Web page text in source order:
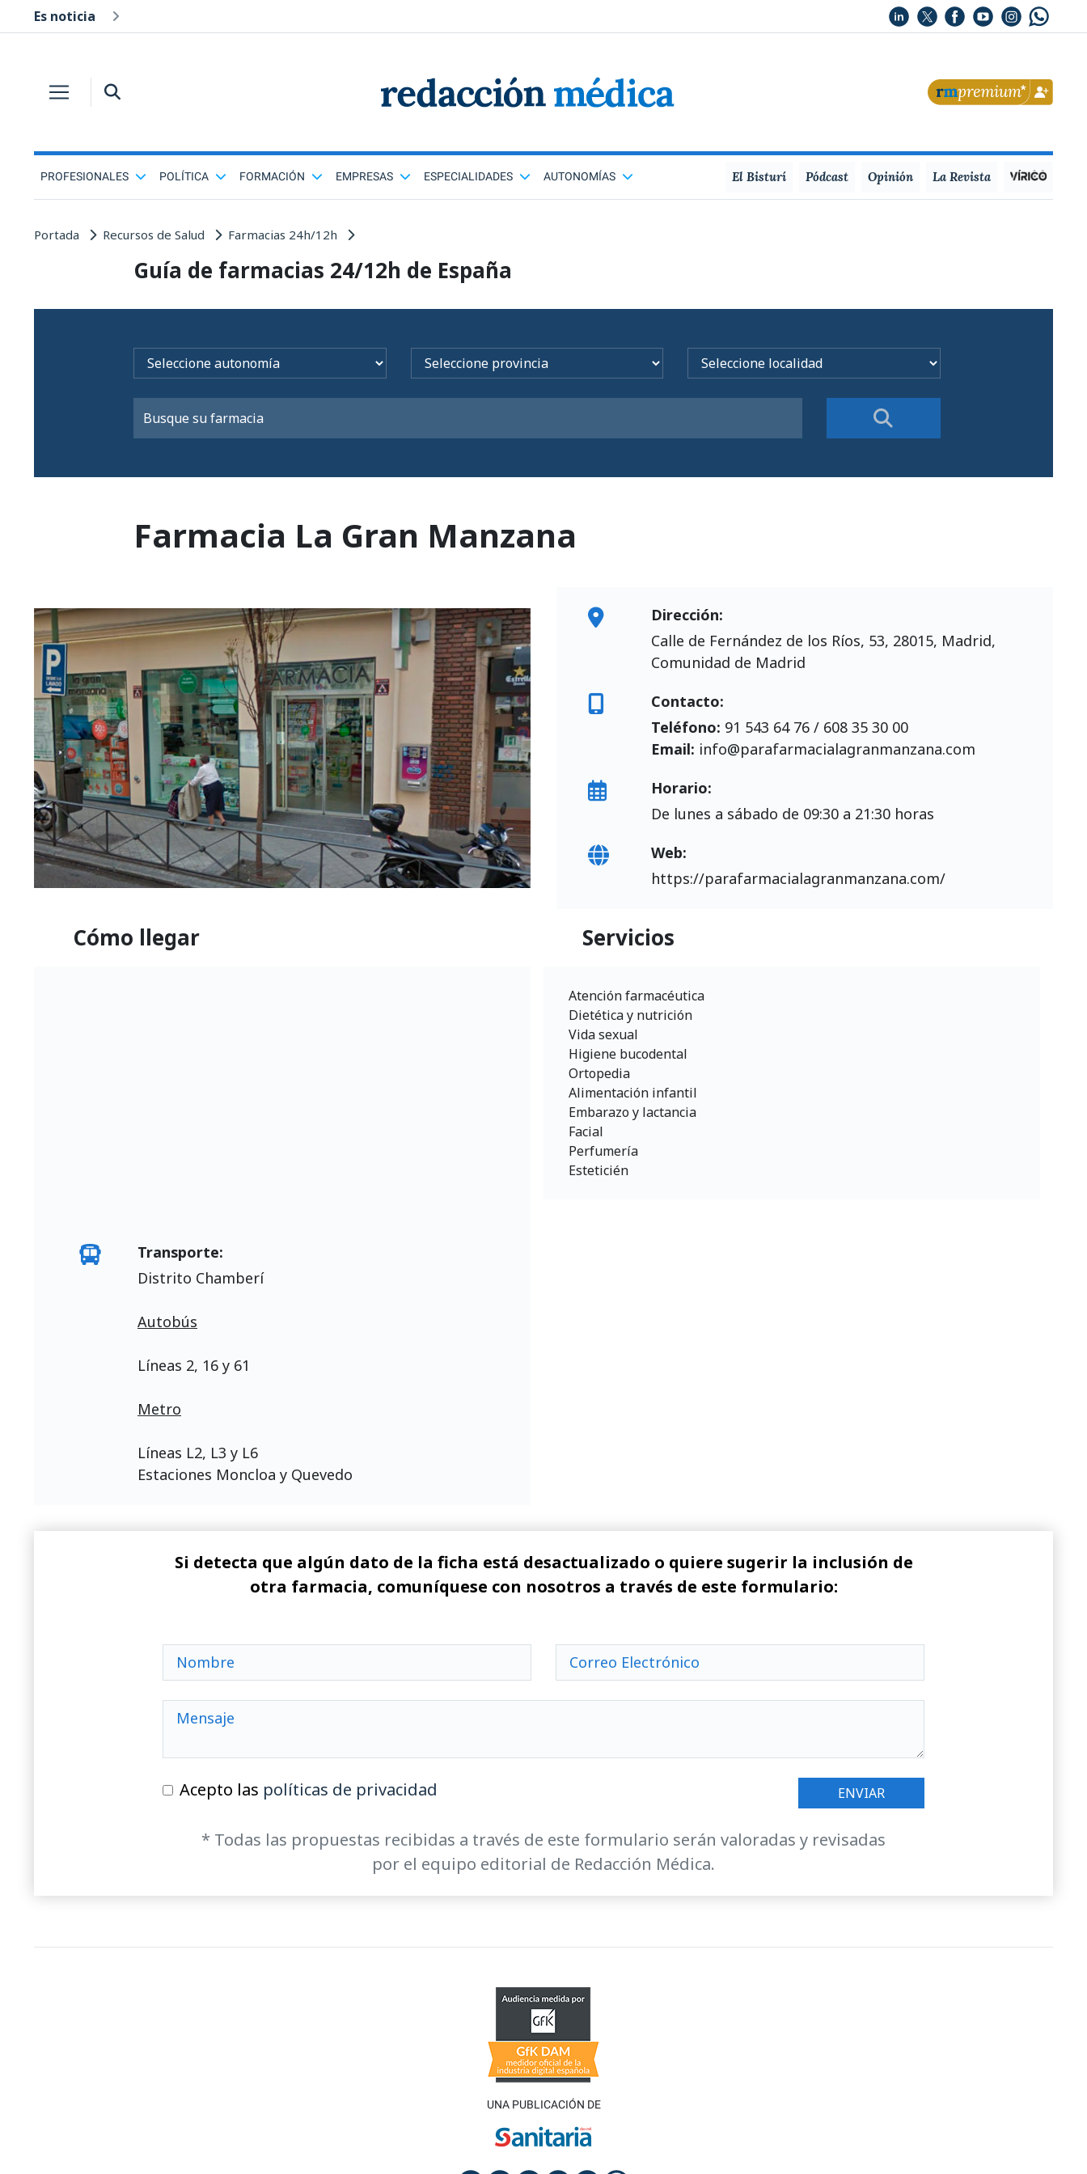
Es noticia
PROFESIONALES POLÍTICA FORMACIÓN EMPRESAS ESPECIALIDADES AUTONOMÍAS El Bisturí Pódcast Opinión La Revista
Portada Recursos de Salud Farmacias 24h/12h
Guía de farmacias 24/12h de España
Farmacia La Gran Manzana
Dirección:
Calle de Fernández de los Ríos, 53, 28015, Madrid,
Comunidad de Madrid
Contacto:
Teléfono: 91 543 64 76 / 608 35 30 00
Email: info@parafarmacialagranmanzana.com
Horario:
De lunes a sábado de 09:30 a 21:30 horas
Web:
https://parafarmacialagranmanzana.com/
Cómo llegar
Transporte:
Distrito Chamberí
Autobús
Líneas 2, 16 y 61
Metro
Líneas L2, L3 y L6
Estaciones Moncloa y Quevedo
Servicios
Atención farmacéutica
Dietética y nutrición
Vida sexual
Higiene bucodental
Ortopedia
Alimentación infantil
Embarazo y lactancia
Facial
Perfumería
Esteticién
Si detecta que algún dato de la ficha está desactualizado o quiere sugerir la inclusión de
otra farmacia, comuníquese con nosotros a través de este formulario:
Acepto las políticas de privacidad
* Todas las propuestas recibidas a través de este formulario serán valoradas y revisadas
por el equipo editorial de Redacción Médica.
UNA PUBLICACIÓN DE